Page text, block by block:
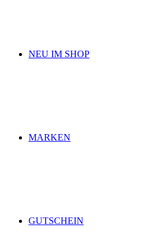
NEU IM SHOP
MARKEN
GUTSCHEIN